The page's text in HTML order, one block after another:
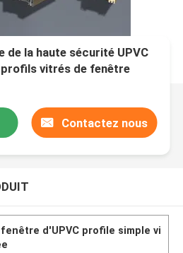
de la haute sécurité UPVC
vitrés de fenêtre
Contactez nous
fenêtre d'UPVC profile simple vi